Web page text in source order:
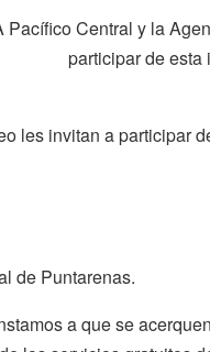
Pacífico Central y la
participar de esta
les invitan a participar
de Puntarenas.
a que se